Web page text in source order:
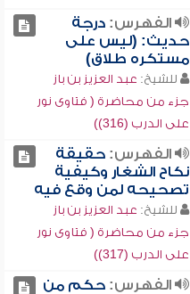
الفهرس:درجة
حديث: (ليس على
مستكره طلاق)
للشيخ: عبد العزيز بن باز
جزء من محاضرة ( فتاوى نور
على الدرب (316))
الفهرس:حقيقة
نكاح الشغار وكيفية
تصحيحه لمن وقع فيه
للشيخ: عبد العزيز بن باز
جزء من محاضرة ( فتاوى نور
على الدرب (317))
الفهرس:حكم من